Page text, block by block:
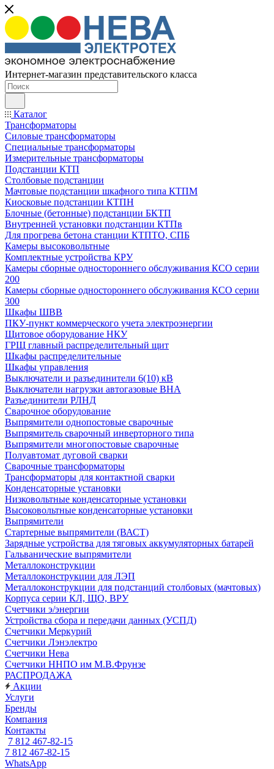
Интернет-магазин представительского класса
Каталог
Трансформаторы
Силовые трансформаторы
Специальные трансформаторы
Измерительные трансформаторы
Подстанции КТП
Столбовые подстанции
Мачтовые подстанции шкафного типа КТПМ
Киосковые подстанции КТПН
Блочные (бетонные) подстанции БКТП
Внутренней установки подстанции КТПв
Для прогрева бетона станции КТПТО, СПБ
Камеры высоковольтные
Комплектные устройства КРУ
Камеры сборные одностороннего обслуживания КСО серии
200
Камеры сборные одностороннего обслуживания КСО серии
300
Шкафы ШВВ
ПКУ-пункт коммерческого учета электроэнергии
Щитовое оборудование НКУ
ГРЩ главный распределительный щит
Шкафы распределительные
Шкафы управления
Выключатели и разъединители 6(10) кВ
Выключатели нагрузки автогазовые ВНА
Разъединители РЛНД
Сварочное оборудование
Выпрямители однопостовые сварочные
Выпрямитель сварочный инверторного типа
Выпрямители многопостовые сварочные
Полуавтомат дуговой сварки
Сварочные трансформаторы
Трансформаторы для контактной сварки
Конденсаторные установки
Низковольтные конденсаторные установки
Высоковольтные конденсаторные установки
Выпрямители
Стартерные выпрямители (ВАСТ)
Зарядные устройства для тяговых аккумуляторных батарей
Гальванические выпрямители
Металлоконструкции
Металлоконструкции для ЛЭП
Металлоконструкции для подстанций столбовых (мачтовых)
Корпуса серии КЛ, ЩО, ВРУ
Счетчики э/энергии
Устройства сбора и передачи данных (УСПД)
Счетчики Меркурий
Счетчики Лэнэлектро
Счетчики Нева
Счетчики ННПО им М.В.Фрунзе
РАСПРОДАЖА
Акции
Услуги
Бренды
Компания
Контакты
7 812 467-82-15
7 812 467-82-15
WhatsApp